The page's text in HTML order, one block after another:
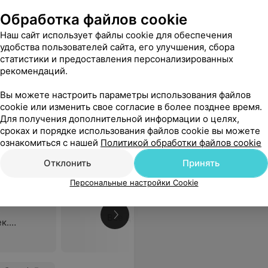
под
Все цены
периода лечения! Врач от Бога!!!
под
Все цены
Обработка файлов cookie
Наш сайт использует файлы cookie для обеспечения
удобства пользователей сайта, его улучшения, сбора
статистики и предоставления персонализированных
рекомендаций.
Вы можете настроить параметры использования файлов
cookie или изменить свое согласие в более позднее время.
Для получения дополнительной информации о целях,
сроках и порядке использования файлов cookie вы можете
ознакомиться с нашей Политикой обработки файлов cookie
Отклонить
Принять
Персональные настройки Cookie